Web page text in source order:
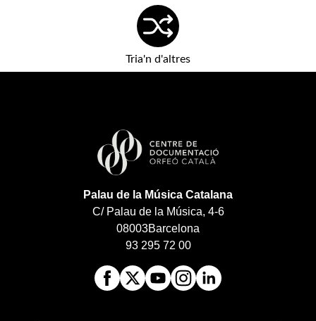
Tria'n d'altres
Palau de la Música Catalana
C/ Palau de la Música, 4-6
08003Barcelona
93 295 72 00